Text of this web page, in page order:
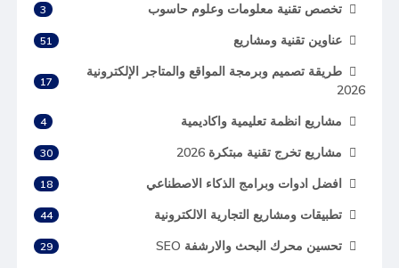
تخصص تقنية معلومات وعلوم حاسوب 3
عناوين تقنية ومشاريع 51
طريقة تصميم وبرمجة المواقع والمتاجر الإلكترونية
2026
17
مشاريع انظمة تعليمية واكاديمية 4
مشاريع تخرج تقنية مبتكرة 2026 30
افضل ادوات وبرامج الذكاء الاصطناعي 18
تطبيقات ومشاريع التجارية الالكترونية 44
تحسين محرك البحث والارشفة SEO 29